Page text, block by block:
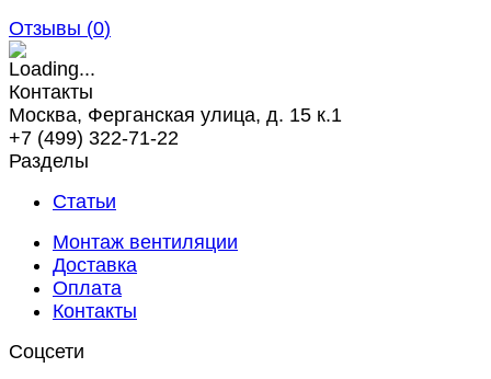
Отзывы (0)
Контакты
Москва, Ферганская улица, д. 15 к.1
+7 (499) 322-71-22
Разделы
Статьи
Монтаж вентиляции
Доставка
Оплата
Контакты
Соцсети